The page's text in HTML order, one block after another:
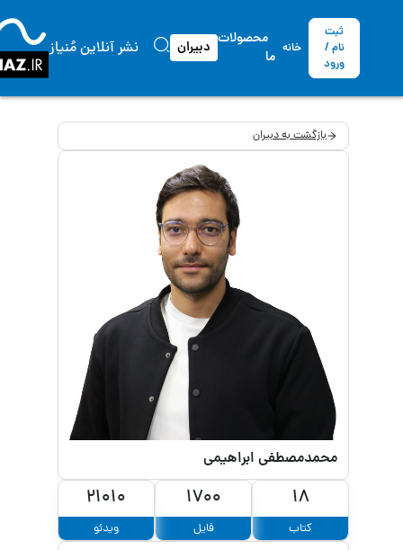
ثبت
نام /
ورود
خانه
محصولات
ما
دبیران نشر آنلاین مُنیاز
بازگشت به دبیران
محمدمصطفی ابراهیمی
18
کتاب
1700
فایل
21010
ویدئو